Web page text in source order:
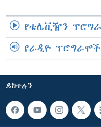
የቴሌቪዥን
የራዲዮ
ይከተሉን